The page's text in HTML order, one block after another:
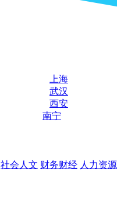
上海
武汉
西安
南宁
社会人文 财务财经 人力资源